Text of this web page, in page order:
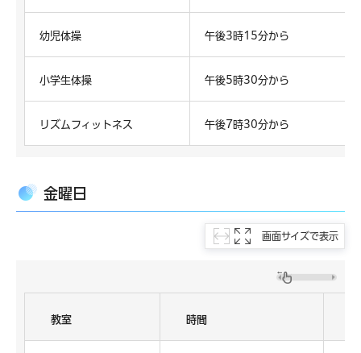
幼児体操 午後3時15分から
小学生体操 午後5時30分から
リズムフィットネス 午後7時30分から
金曜日
画面サイズで表示
教室 時間